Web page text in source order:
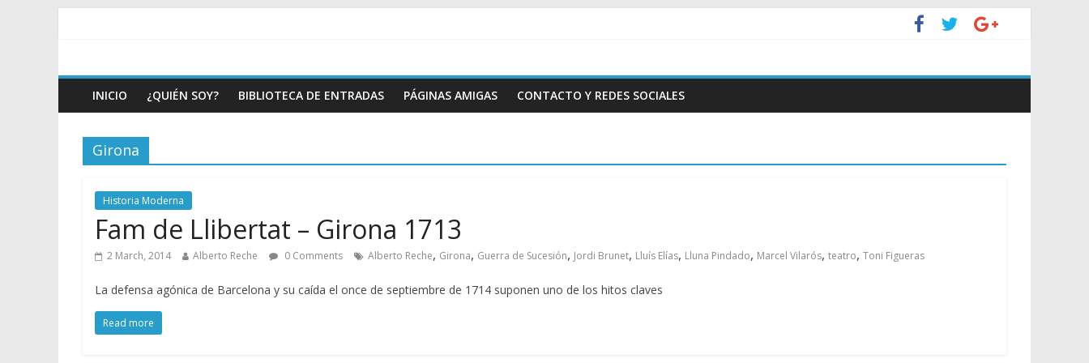
INICIO ¿QUIÉN SOY? BIBLIOTECA DE ENTRADAS PÁGINAS AMIGAS CONTACTO Y REDES SOCIALES
Girona
Historia Moderna
Fam de Llibertat – Girona 1713
2 March, 2014 Alberto Reche 0 Comments Alberto Reche, Girona, Guerra de Sucesión, Jordi Brunet, Lluís Elías, Lluna Pindado, Marcel Vilarós, teatro, Toni Figueras
La defensa agónica de Barcelona y su caída el once de septiembre de 1714 suponen uno de los hitos claves
Read more